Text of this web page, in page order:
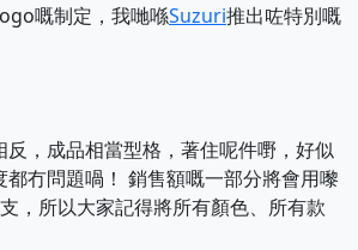
嘅制定，我哋喺Suzuri推出咗特別嘅
反，成品相當型格，著住呢件嘢，好似
都冇問題喎！ 銷售額嘅一部分將會用嚟
，所以大家記得將所有顏色、所有款